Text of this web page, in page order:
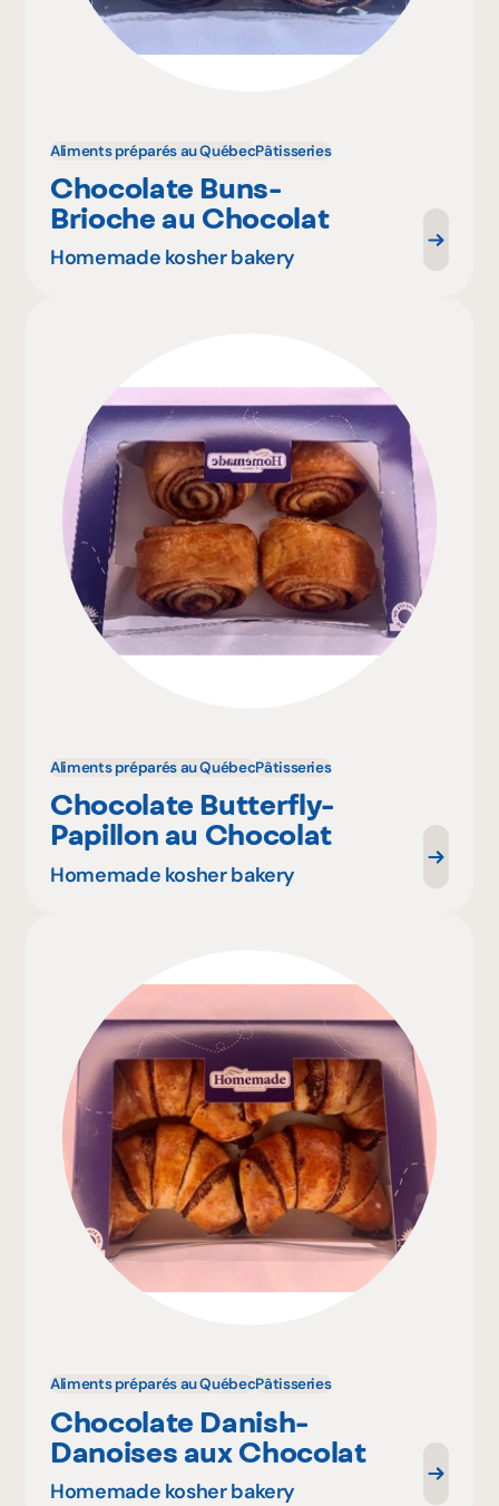
Aliments préparés au QuébecPâtisseries
Chocolate Buns-
Brioche au Chocolat
Homemade kosher bakery
Aliments préparés au QuébecPâtisseries
Chocolate Butterfly-
Papillon au Chocolat
Homemade kosher bakery
Aliments préparés au QuébecPâtisseries
Chocolate Danish-
Danoises aux Chocolat
Homemade kosher bakery